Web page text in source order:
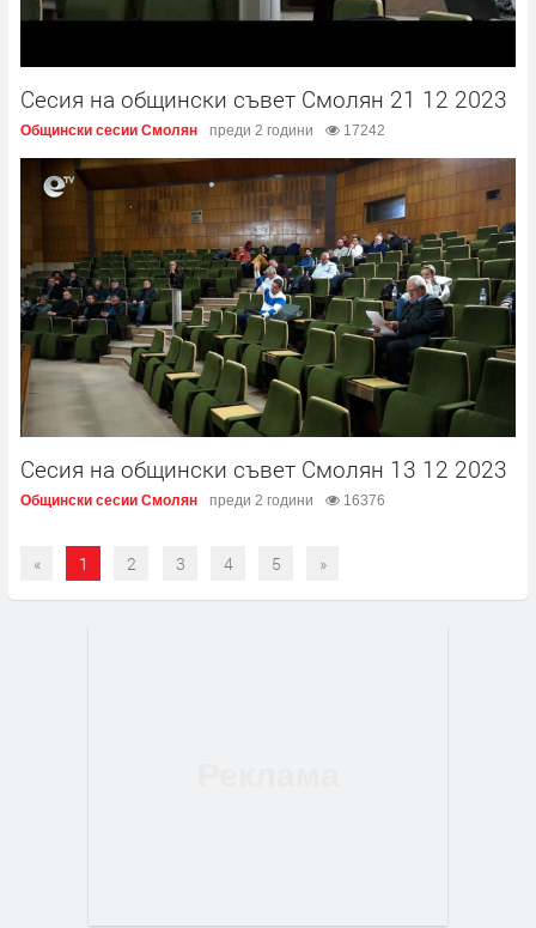
Сесия на общински съвет Смолян 21 12 2023
Общински сесии Смолян преди 2 години 17242
Сесия на общински съвет Смолян 13 12 2023
Общински сесии Смолян преди 2 години 16376
« 1 2 3 4 5 »